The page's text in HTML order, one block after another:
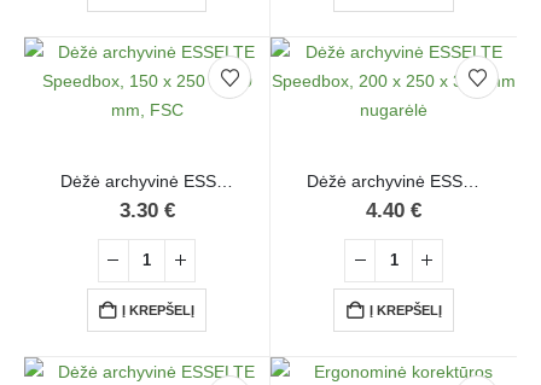
Dėžė archyvinė ESSELTE Speedbox, 150 x 250 x 350 mm, FSC
3.30 €
Į KREPŠELĮ
Dėžė archyvinė ESSELTE Speedbox, 200 x 250 x 350 mm nugarėlė
4.40 €
Į KREPŠELĮ